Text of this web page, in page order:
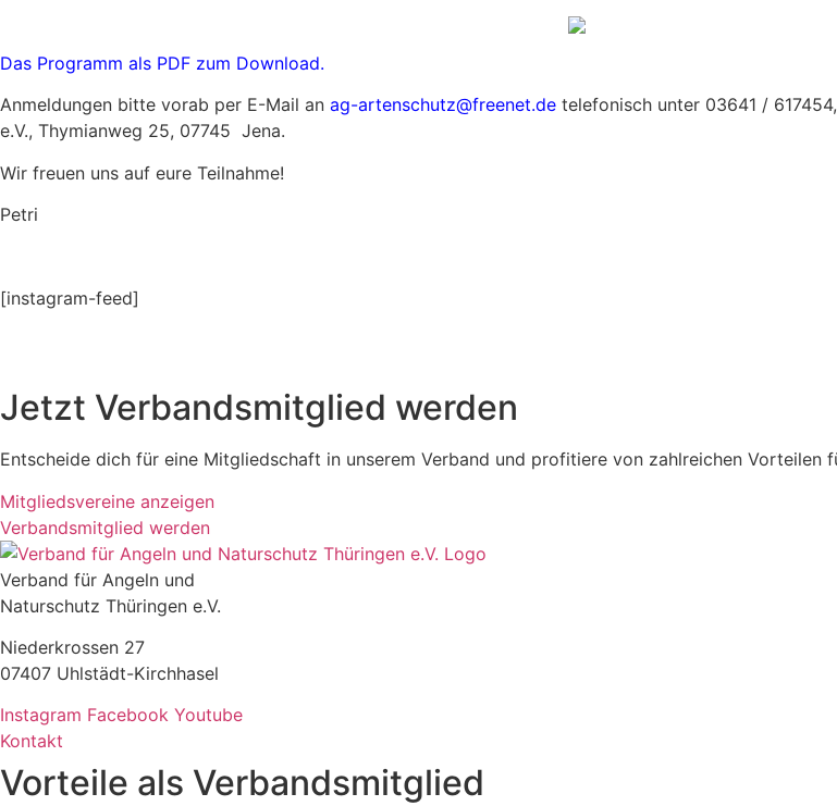
Das Programm als PDF zum Download.
Anmeldungen bitte vorab per E-Mail an ag-artenschutz@freenet.de telefonisch unter 03641 /
e.V., Thymianweg 25, 07745 Jena.
Wir freuen uns auf eure Teilnahme!
Petri
[instagram-feed]
Jetzt Verbandsmitglied werden
Entscheide dich für eine Mitgliedschaft in unserem Verband und profitiere von zahlreichen Vorteilen
Mitgliedsvereine anzeigen
Verbandsmitglied werden
Verband für Angeln und
Naturschutz Thüringen e.V.
Niederkrossen 27
07407 Uhlstädt-Kirchhasel
Instagram Facebook Youtube
Kontakt
Vorteile als Verbandsmitglied